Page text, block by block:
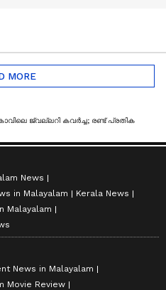
MORE
News
in Malayalam
Kerala News
Malayalam
News in Malayalam
Movie Review